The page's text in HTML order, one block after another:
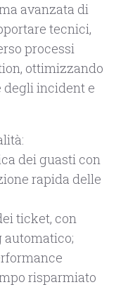
avanzata di
tecnici,
processi
ottimizzando
degli incident e
dei guasti con
rapida delle
ticket, con
automatico;
risparmiato